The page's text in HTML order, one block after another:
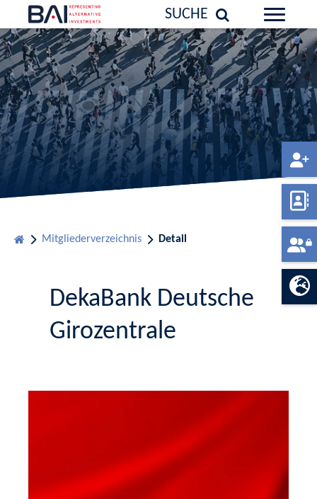
SUCHE
Mitgliederverzeichnis Detail
DekaBank Deutsche
Girozentrale